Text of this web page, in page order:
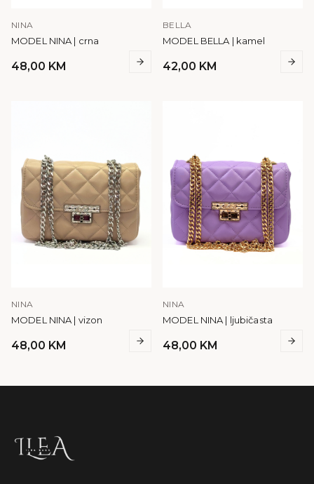
NINA
MODEL NINA | crna
48,00 KM
BELLA
MODEL BELLA | kamel
42,00 KM
NINA
MODEL NINA | vizon
48,00 KM
NINA
MODEL NINA | ljubičasta
48,00 KM